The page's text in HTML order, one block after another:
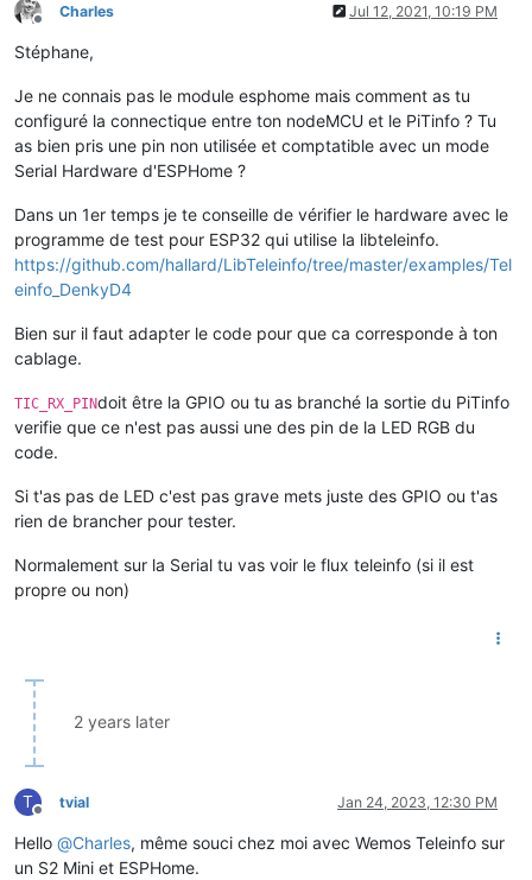
Offline
Charles Jul 12, 2021, 10:19 PM
Stéphane,
Je ne connais pas le module esphome mais comment as tu
configuré la connectique entre ton nodeMCU et le PiTinfo ? Tu
as bien pris une pin non utilisée et comptatible avec un mode
Serial Hardware d'ESPHome ?
Dans un 1er temps je te conseille de vérifier le hardware avec le
programme de test pour ESP32 qui utilise la libteleinfo.
https://github.com/hallard/LibTeleinfo/tree/master/examples/Tel
einfo_DenkyD4
Bien sur il faut adapter le code pour que ca corresponde à ton
cablage.
TIC_RX_PINdoit être la GPIO ou tu as branché la sortie du PiTinfo
verifie que ce n'est pas aussi une des pin de la LED RGB du
code.
Si t'as pas de LED c'est pas grave mets juste des GPIO ou t'as
rien de brancher pour tester.
Normalement sur la Serial tu vas voir le flux teleinfo (si il est
propre ou non)
2 years later
T
Offline
tvial Jan 24, 2023, 12:30 PM
Hello @Charles, même souci chez moi avec Wemos Teleinfo sur
un S2 Mini et ESPHome.